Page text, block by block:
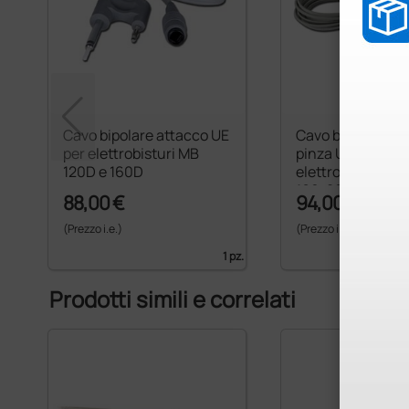
Cavo bipolare attacco UE
per elettrobisturi MB
120D e 160D
88,00 €
(Prezzo i.e.)
1 pz.
Cavo bipolare
pinza UE per
elettrobisturi MB
160, 200, 202
94,00 €
(Prezzo i.e.)
Prodotti simili e correlati